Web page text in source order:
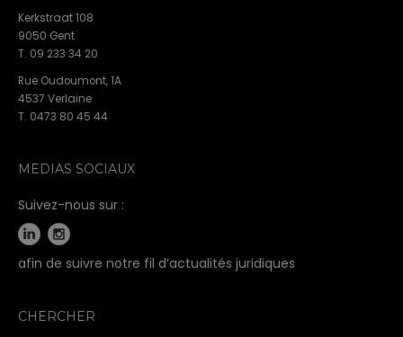
Kerkstraat 108
9050 Gent
T. 09 233 34 20
Rue Oudoumont, 1A
4537 Verlaine
T. 0473 80 45 44
MEDIAS SOCIAUX
Suivez-nous sur :
afin de suivre notre fil d’actualités juridiques
CHERCHER